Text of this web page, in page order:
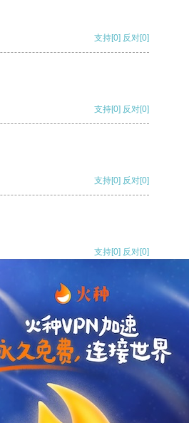
支持[0] 反对[0]
支持[0] 反对[0]
支持[0] 反对[0]
支持[0] 反对[0]
支持[0] 反对
支持